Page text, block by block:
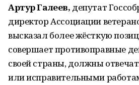
Артур Галеев, депутат
директор Ассоциации
высказал более жёсткую
совершает противоправные
своей страны, должны
или исправительными